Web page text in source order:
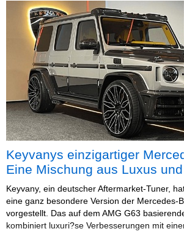
Keyvanys einzigartiger
Eine Mischung aus Luxus
Keyvany, ein deutscher Aftermarket-Tuner,
eine ganz besondere Version der Mercedes-
vorgestellt. Das auf dem AMG G63
kombiniert luxuri?se Verbesserungen mit